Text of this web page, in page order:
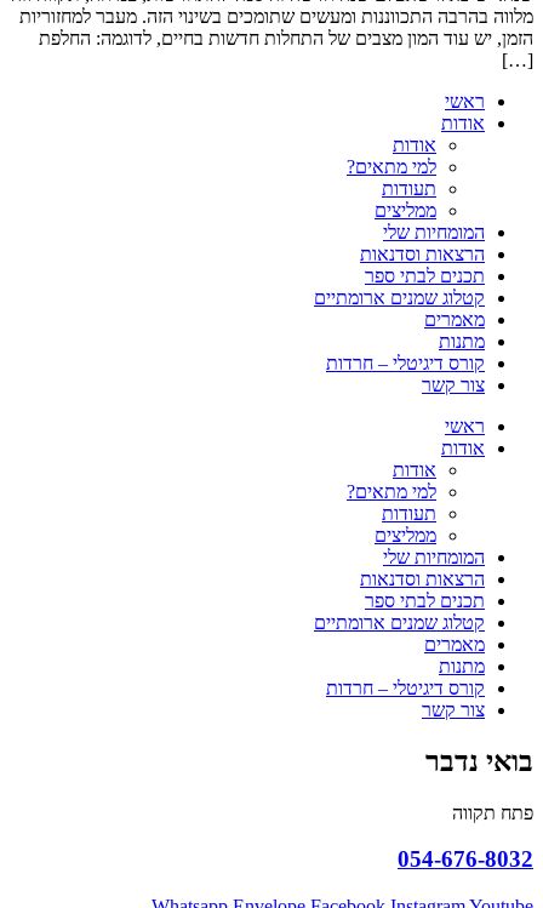
מלווה בהרבה התכווננות ומעשים שתומכים בשינוי הזה. מעבר למחזוריות
הזמן, יש עוד המון מצבים של התחלות חדשות בחיים, לדוגמה: החלפת
[…]
ראשי
אודות
אודות
למי מתאים?
תעודות
ממליצים
המומחיות שלי
הרצאות וסדנאות
תכנים לבתי ספר
קטלוג שמנים ארומתיים
מאמרים
מתנות
קורס דיגיטלי – חרדות
צור קשר
ראשי
אודות
אודות
למי מתאים?
תעודות
ממליצים
המומחיות שלי
הרצאות וסדנאות
תכנים לבתי ספר
קטלוג שמנים ארומתיים
מאמרים
מתנות
קורס דיגיטלי – חרדות
צור קשר
בואי נדבר
פתח תקווה
054-676-8032